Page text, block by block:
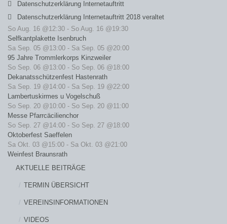
Datenschutzerklärung Internetauftritt
Datenschutzerklärung Internetauftritt 2018 veraltet
So Aug. 16 @12:30 - So Aug. 16 @19:30
Selfkantplakette Isenbruch
Sa Sep. 05 @13:00 - Sa Sep. 05 @20:00
95 Jahre Trommlerkorps Kinzweiler
So Sep. 06 @13:00 - So Sep. 06 @18:00
Dekanatsschützenfest Hastenrath
Sa Sep. 19 @14:00 - Sa Sep. 19 @22:00
Lambertuskirmes u Vogelschuß
So Sep. 20 @10:00 - So Sep. 20 @11:00
Messe Pfarrcäcilienchor
So Sep. 27 @14:00 - So Sep. 27 @18:00
Oktoberfest Saeffelen
Sa Okt. 03 @15:00 - Sa Okt. 03 @21:00
Weinfest Braunsrath
AKTUELLE BEITRÄGE
TERMIN ÜBERSICHT
VEREINSINFORMATIONEN
VIDEOS